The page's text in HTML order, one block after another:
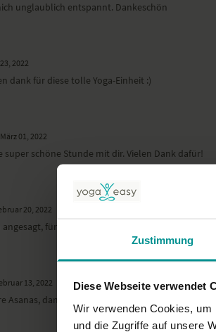
Zustimmung
Diese Webseite verwendet
Wir verwenden Cookies,
und die Zugriffe auf unsere
unglaublich entspannt. Dankeschön
2022
dank für diese tolle Yoga-Einheit :)
März 01, 2022
super schöne Stunde mit dir. Vielen Dank dafür!
20, 2022
angesagt, für alles genügend Zeit und Ranja hat
13, 2022
Asanas, danke dir liebe Ranja, wundervolle 86